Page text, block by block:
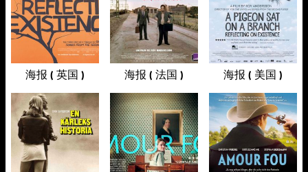
海报 ( 英国 ) 海报 ( 法国 ) 海报 ( 美国 )